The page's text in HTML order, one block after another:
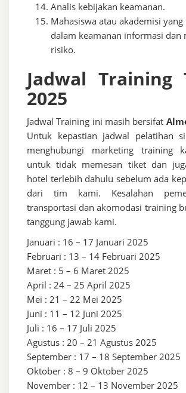
Analis kebijakan keamanan.
Mahasiswa atau akademisi
dalam keamanan informasi dan
risiko.
Jadwal Training
2025
Jadwal Training ini masih bersifat
Untuk kepastian jadwal pelatihan
menghubungi marketing training
untuk tidak memesan tiket dan
hotel terlebih dahulu sebelum ada
dari tim kami. Kesalahan
transportasi dan akomodasi training
tanggung jawab kami.
Januari : 16 – 17 Januari 2025
Februari : 13 – 14 Februari 2025
Maret : 5 – 6 Maret 2025
April : 24 – 25 April 2025
Mei : 21 – 22 Mei 2025
Juni : 11 – 12 Juni 2025
Juli : 16 – 17 Juli 2025
Agustus : 20 – 21 Agustus 2025
September : 17 – 18 September 2025
Oktober : 8 – 9 Oktober 2025
November : 12 – 13 November 2025